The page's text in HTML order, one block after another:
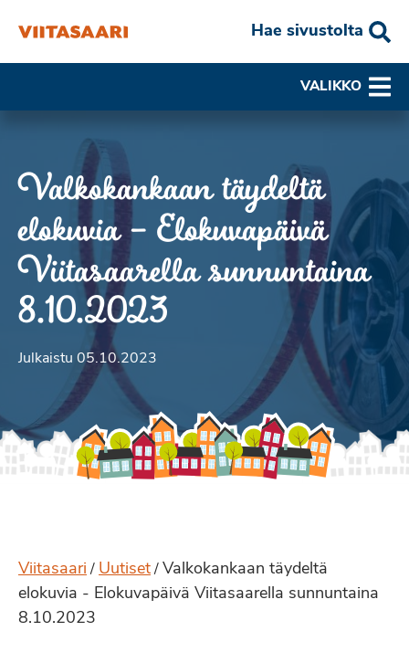
Hae sivustolta
VALIKKO
Valkokankaan täydeltä
elokuvia – Elokuvapäivä
Viitasaarella sunnuntaina
8.10.2023
Julkaistu 05.10.2023
Viitasaari / Uutiset / Valkokankaan täydeltä
elokuvia - Elokuvapäivä Viitasaarella sunnuntaina
8.10.2023